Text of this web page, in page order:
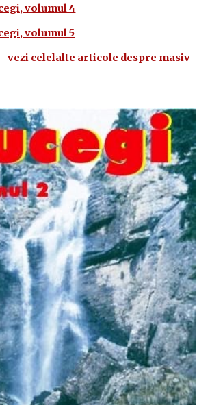
volumul 4
volumul 5
vezi celelalte articole despre masiv